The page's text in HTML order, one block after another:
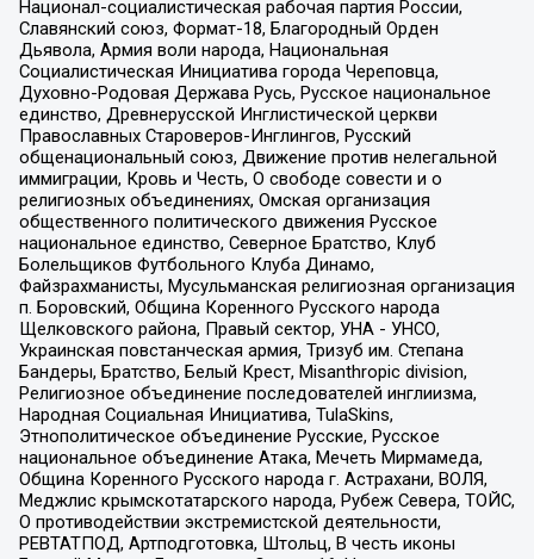
Национал-социалистическая рабочая партия России,
Славянский союз, Формат-18, Благородный Орден
Дьявола, Армия воли народа, Национальная
Социалистическая Инициатива города Череповца,
Духовно-Родовая Держава Русь, Русское национальное
единство, Древнерусской Инглистической церкви
Православных Староверов-Инглингов, Русский
общенациональный союз, Движение против нелегальной
иммиграции, Кровь и Честь, О свободе совести и о
религиозных объединениях, Омская организация
общественного политического движения Русское
национальное единство, Северное Братство, Клуб
Болельщиков Футбольного Клуба Динамо,
Файзрахманисты, Мусульманская религиозная организация
п. Боровский, Община Коренного Русского народа
Щелковского района, Правый сектор, УНА - УНСО,
Украинская повстанческая армия, Тризуб им. Степана
Бандеры, Братство, Белый Крест, Misanthropic division,
Религиозное объединение последователей инглиизма,
Народная Социальная Инициатива, TulaSkins,
Этнополитическое объединение Русские, Русское
национальное объединение Атака, Мечеть Мирмамеда,
Община Коренного Русского народа г. Астрахани, ВОЛЯ,
Меджлис крымскотатарского народа, Рубеж Севера, ТОЙС,
О противодействии экстремистской деятельности,
РЕВТАТПОД, Артподготовка, Штольц, В честь иконы